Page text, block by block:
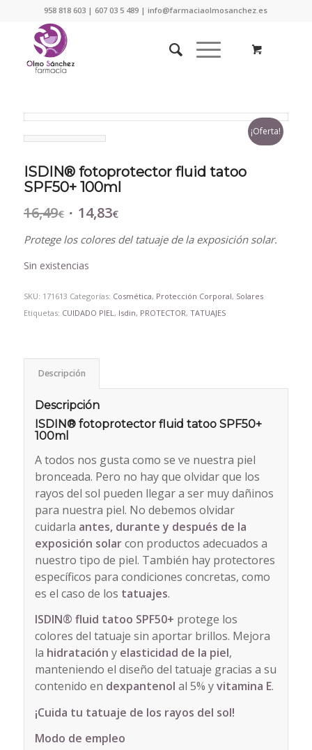
958 818 603 | 607 03 5 489 | info@farmaciaolmosanchez.es
¡Oferta!
ISDIN® fotoprotector fluid tatoo
SPF50+ 100ml
16,49€ El
original
era:
14,83€El
actual
Protege los colores del tatuaje de la exposición solar.
Sin existencias
SKU: 171613 Categorías: Cosmética, Protección Corporal, Solares
Etiquetas: CUIDADO PIEL, Isdin, PROTECTOR, TATUAJES
Descripción
Descripción
ISDIN® fotoprotector fluid tatoo SPF50+
100ml
A todos nos gusta como se ve nuestra piel
bronceada. Pero no hay que olvidar que los
rayos del sol pueden llegar a ser muy dañinos
para nuestra piel. No debemos olvidar
cuidarla antes, durante y después de la
exposición solarcon productos adecuados a
nuestro tipo de piel. También hay protectores
específicos para condiciones concretas, como
es el caso de los tatuajes.
ISDIN® fluid tatoo SPF50+ protege los
colores del tatuaje sin aportar brillos. Mejora
la hidratación y elasticidad de la piel,
manteniendo el diseño del tatuaje gracias a su
contenido en dexpantenol al 5% yvitamina E.
¡Cuida tu tatuaje de los rayos del sol!
Modo de empleo